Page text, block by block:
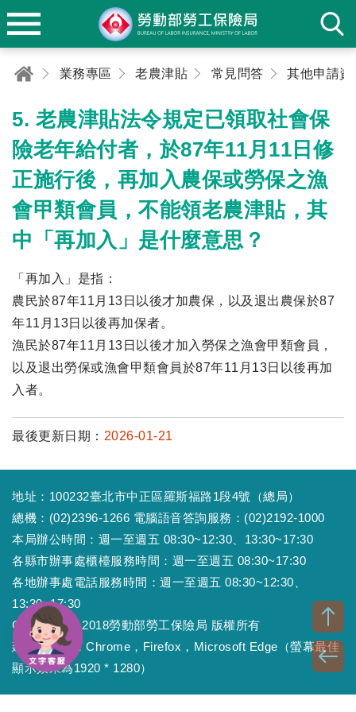
業務專區 老農津貼 常見問答
5. 老農津貼法令規定已領取社會保
險老年給付者，於87年11月11日修
正施行後，再加入農保或勞保之漁
會甲類會員，不能領老農津貼，其
中「再加入」是什麼意思？
「再加入」是指：
農民於87年11月13日以後才加農保，以及退出農保於87
年11月13日以後再加保者。
漁民於87年11月13日以後才加入勞保之漁會甲類會員，
以及退出勞保或漁會甲類會員於87年11月13日以後再加
入者。
最後更新日期： 2026-01-21
地址：100232臺北市中正區羅斯福路1段4號（總局）
總機：(02)2396-1266 電腦語音答詢服務：(02)2192-1000
本局辦公時間：週一至週五 08:30~12:30、13:30~17:30
各縣市辦事處櫃檯服務時間：週一至週五 08:30~17:30
各地辦事處電話服務時間：週一至週五 08:30~12:30、
13:30~17:30
Copyright © 2018勞動部勞工保險局 版權所有
建議瀏覽器：Chrome，Firefox，Microsoft Edge（螢幕最佳
顯示效果為1920 * 1280）